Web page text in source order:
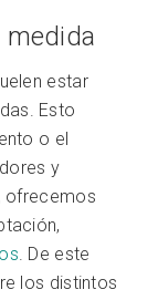
medida
estar
Esto
o el
y
ofrecemos
. De este
los distintos